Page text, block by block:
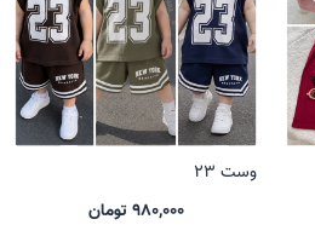
وست 23
980,000 تومان